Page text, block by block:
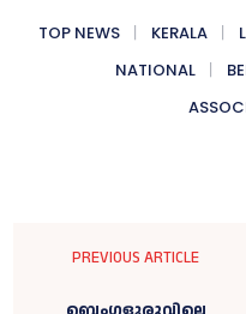
TOP NEWS KERALA
NATIONAL
PREVIOUS ARTICLE